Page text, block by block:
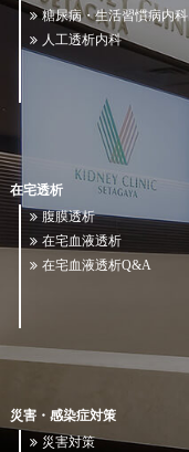
糖尿病・生活習慣病内科
人工透析内科
在宅透析
腹膜透析
在宅血液透析
在宅血液透析Q&A
災害・感染症対策
災害対策